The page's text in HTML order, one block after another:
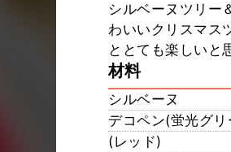
シルベーヌツリー
わいいクリスマス
ととても楽しい
材料
シルベーヌ
デコペン(蛍光グリ
(レッド)